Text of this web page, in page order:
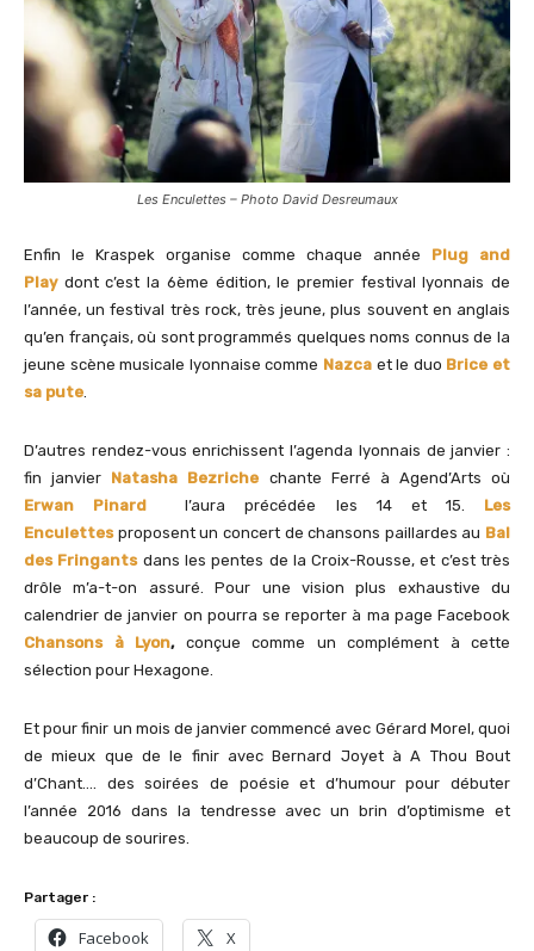
Les Enculettes – Photo David Desreumaux
Enfin le Kraspek organise comme chaque année Plug and
Playdont c’est la 6ème édition, le premier festival lyonnais de
l’année, un festival très rock, très jeune, plus souvent en anglais
qu’en français, où sont programmés quelques noms connus de la
jeune scène musicale lyonnaise comme Nazca et le duo Brice et
sa pute.
D’autres rendez-vous enrichissent l’agenda lyonnais de janvier :
fin janvier Natasha Bezriche chante Ferré à Agend’Arts où
Erwan Pinard
l’aura précédée les 14 et 15. Les
Enculettesproposent un concert de chansons paillardes au Bal
des Fringantsdans les pentes de la Croix-Rousse, et c’est très
drôle m’a-t-on assuré. Pour une vision plus exhaustive du
calendrier de janvier on pourra se reporter à ma page Facebook
Chansons à Lyon,conçue comme un complément à cette
sélection pour Hexagone.
Et pour finir un mois de janvier commencé avec Gérard Morel, quoi
de mieux que de le finir avec Bernard Joyet à A Thou Bout
d’Chant…. des soirées de poésie et d’humour pour débuter
l’année 2016 dans la tendresse avec un brin d’optimisme et
beaucoup de sourires.
Partager :
Facebook X